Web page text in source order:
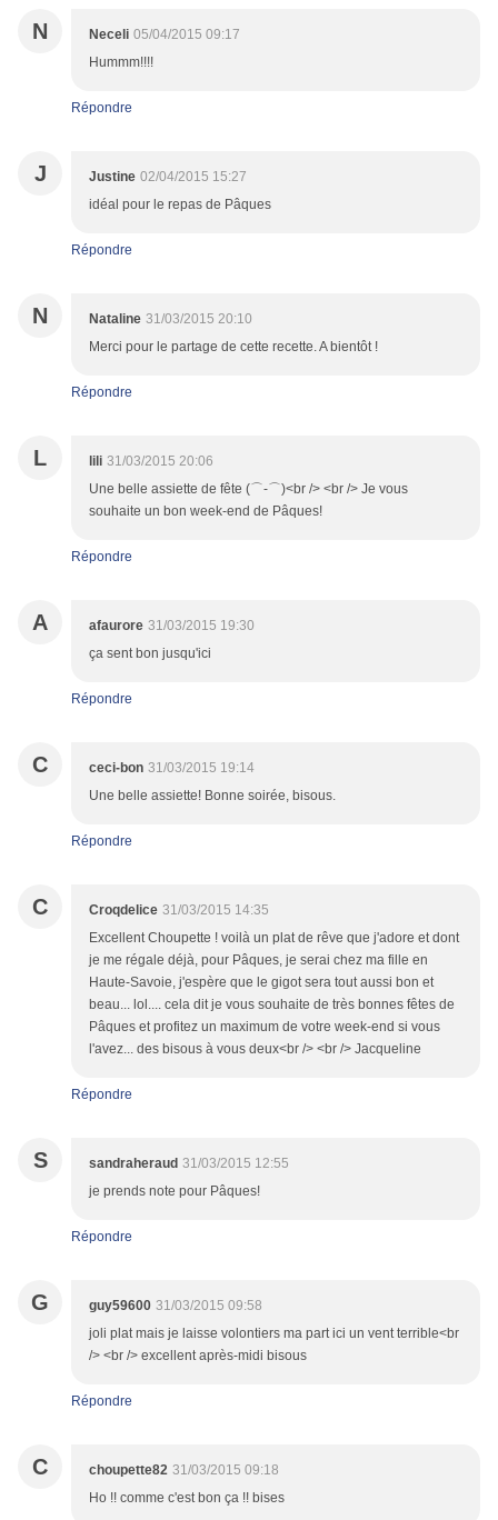
N Neceli 05/04/2015 09:17
Hummm!!!!
Répondre
J Justine 02/04/2015 15:27
idéal pour le repas de Pâques
Répondre
N Nataline 31/03/2015 20:10
Merci pour le partage de cette recette. A bientôt !
Répondre
L lili 31/03/2015 20:06
Une belle assiette de fête (⌒-⌒)<br /> <br /> Je vous
souhaite un bon week-end de Pâques!
Répondre
A afaurore 31/03/2015 19:30
ça sent bon jusqu'ici
Répondre
C ceci-bon 31/03/2015 19:14
Une belle assiette! Bonne soirée, bisous.
Répondre
C Croqdelice 31/03/2015 14:35
Excellent Choupette ! voilà un plat de rêve que j'adore et dont
je me régale déjà, pour Pâques, je serai chez ma fille en
Haute-Savoie, j'espère que le gigot sera tout aussi bon et
beau... lol.... cela dit je vous souhaite de très bonnes fêtes de
Pâques et profitez un maximum de votre week-end si vous
l'avez... des bisous à vous deux<br /> <br /> Jacqueline
Répondre
S sandraheraud 31/03/2015 12:55
je prends note pour Pâques!
Répondre
G guy59600 31/03/2015 09:58
joli plat mais je laisse volontiers ma part ici un vent terrible<br
/> <br /> excellent après-midi bisous
Répondre
C choupette82 31/03/2015 09:18
Ho !! comme c'est bon ça !! bises